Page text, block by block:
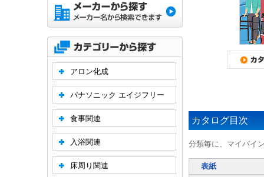
カタログ目次
分類毎に、マイバイ
表紙
アロン化成
パナソニック エイジフリー
食事関連
入浴関連
床周り関連